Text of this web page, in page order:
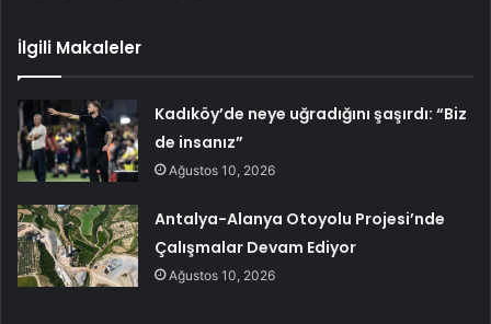
İlgili Makaleler
Kadıköy’de neye uğradığını şaşırdı: “Biz
de insanız”
Ağustos 10, 2026
Antalya-Alanya Otoyolu Projesi’nde
Çalışmalar Devam Ediyor
Ağustos 10, 2026